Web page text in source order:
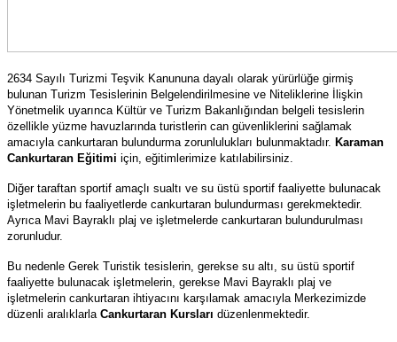
2634 Sayılı Turizmi Teşvik Kanununa dayalı olarak yürürlüğe girmiş
bulunan Turizm Tesislerinin Belgelendirilmesine ve Niteliklerine İlişkin
Yönetmelik uyarınca Kültür ve Turizm Bakanlığından belgeli tesislerin
özellikle yüzme havuzlarında turistlerin can güvenliklerini sağlamak
amacıyla cankurtaran bulundurma zorunlulukları bulunmaktadır. Karaman
Cankurtaran Eğitimi için, eğitimlerimize katılabilirsiniz.
Diğer taraftan sportif amaçlı sualtı ve su üstü sportif faaliyette bulunacak
işletmelerin bu faaliyetlerde cankurtaran bulundurması gerekmektedir.
Ayrıca Mavi Bayraklı plaj ve işletmelerde cankurtaran bulundurulması
zorunludur.
Bu nedenle Gerek Turistik tesislerin, gerekse su altı, su üstü sportif
faaliyette bulunacak işletmelerin, gerekse Mavi Bayraklı plaj ve
işletmelerin cankurtaran ihtiyacını karşılamak amacıyla Merkezimizde
düzenli aralıklarla Cankurtaran Kursları düzenlenmektedir.